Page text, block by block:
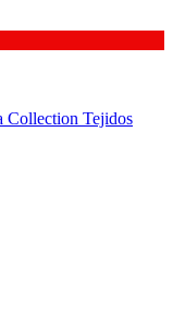
Collection Tejidos